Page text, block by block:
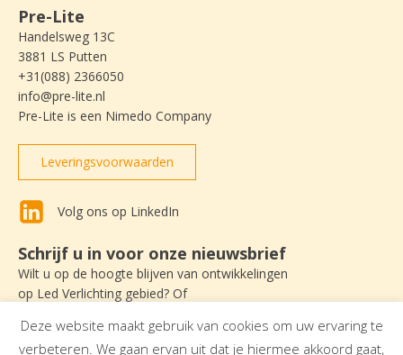
Pre-Lite
Handelsweg 13C
3881 LS Putten
+31(088) 2366050
info@pre-lite.nl
Pre-Lite is een Nimedo Company
Leveringsvoorwaarden
Volg ons op LinkedIn
Schrijf u in voor onze nieuwsbrief
Wilt u op de hoogte blijven van ontwikkelingen
op Led Verlichting gebied? Of
in om onze nieuwsbrief te ontvangen.
Deze website maakt gebruik van cookies om uw ervaring te
verbeteren. We gaan ervan uit dat je hiermee akkoord gaat,